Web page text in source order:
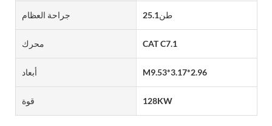
جراحة العظام طن25.1
محرك CAT C7.1
أبعاد M9.53*3.17*2.96
قوة 128KW